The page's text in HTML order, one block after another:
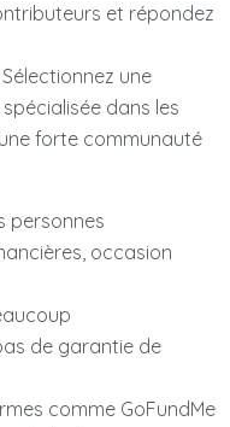
et répondez
une
dans les
forte communauté
personnes
occasion
de garantie de
comme GoFundMe